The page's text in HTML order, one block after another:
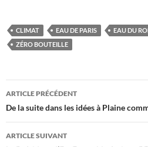
CLIMAT EAU DE PARIS EAU DU
ZÉRO BOUTEILLE
Navigation
des
articles
ARTICLE PRÉCÉDENT
De la suite dans les idées à Plaine
ARTICLE SUIVANT